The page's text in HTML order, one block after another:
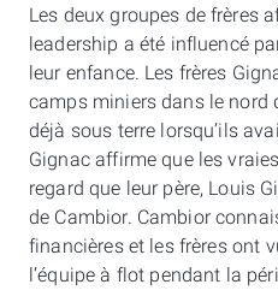
Les deux groupes de frères
leadership a été influencé
leur enfance. Les frères
camps miniers dans le nord
déjà sous terre lorsqu’ils
Gignac affirme que les
regard que leur père, Louis
de Cambior. Cambior
financières et les frères ont
l’équipe à flot pendant la